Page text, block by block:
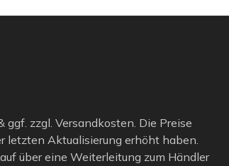
zzgl. Versandkosten. Die Preise
letzten Aktualisierung erhöht haben.
über eine Weiterleitung zum Händler